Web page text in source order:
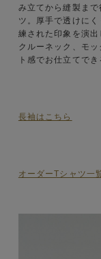
み立てから縫製ま
ツ。厚手で透けに
練された印象を演
クルーネック、モ
ト感でお仕立てで
長袖はこちら
オーダーTシャツ一